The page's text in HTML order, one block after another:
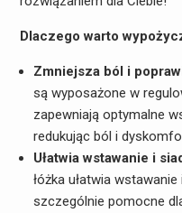
Dlaczego warto
Zmniejsza ból i
są wyposażone w
zapewniają optymalne
redukując ból i
Ułatwia wstawanie i
łóżka ułatwia
szczególnie pomocne